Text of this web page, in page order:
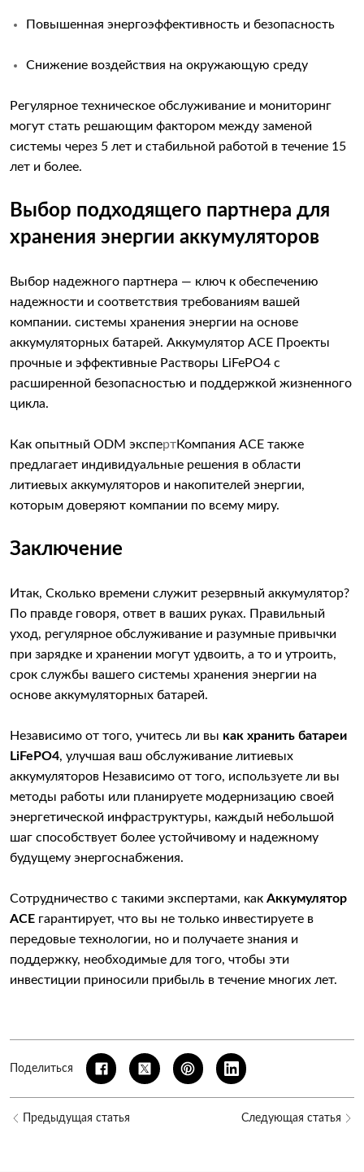
Повышенная энергоэффективность и безопасность
Снижение воздействия на окружающую среду
Регулярное техническое обслуживание и мониторинг
могут стать решающим фактором между заменой
системы через 5 лет и стабильной работой в течение 15
лет и более.
Выбор подходящего партнера для
хранения энергии аккумуляторов
Выбор надежного партнера — ключ к обеспечению
надежности и соответствия требованиям вашей
компании. системы хранения энергии на основе
аккумуляторных батарей. Аккумулятор ACE Проекты
прочные и эффективные Растворы LiFePO4 с
расширенной безопасностью и поддержкой жизненного
цикла.
Как опытный ODM экспертКомпания ACE также
предлагает индивидуальные решения в области
литиевых аккумуляторов и накопителей энергии,
которым доверяют компании по всему миру.
Заключение
Итак, Сколько времени служит резервный аккумулятор?
По правде говоря, ответ в ваших руках. Правильный
уход, регулярное обслуживание и разумные привычки
при зарядке и хранении могут удвоить, а то и утроить,
срок службы вашего системы хранения энергии на
основе аккумуляторных батарей.
Независимо от того, учитесь ли вы как хранить батареи
LiFePO4, улучшая ваш обслуживание литиевых
аккумуляторов Независимо от того, используете ли вы
методы работы или планируете модернизацию своей
энергетической инфраструктуры, каждый небольшой
шаг способствует более устойчивому и надежному
будущему энергоснабжения.
Сотрудничество с такими экспертами, как Аккумулятор
ACE гарантирует, что вы не только инвестируете в
передовые технологии, но и получаете знания и
поддержку, необходимые для того, чтобы эти
инвестиции приносили прибыль в течение многих лет.
Поделиться
Предыдущая статья Следующая статья